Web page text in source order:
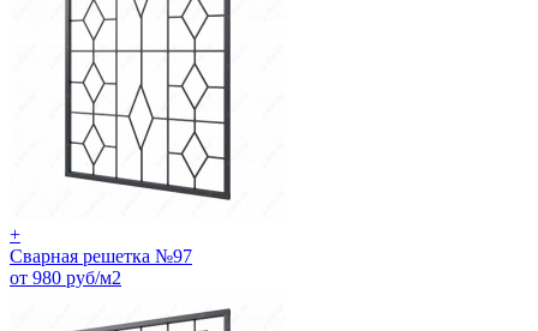
+
Сварная решетка №97
от 980 руб/м2